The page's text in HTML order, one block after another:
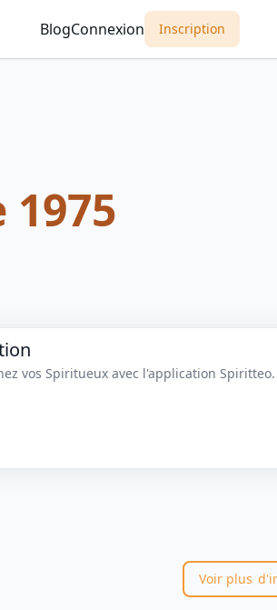
BlogConnexion Inscription
vos Spiritueux avec l'application Spiritteo.
Voir plus